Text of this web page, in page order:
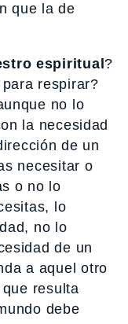
que la de
espiritual?
respirar?
no lo
la necesidad
de un
necesitar o
o no lo
lo
no lo
de un
a aquel otro
resulta
debe